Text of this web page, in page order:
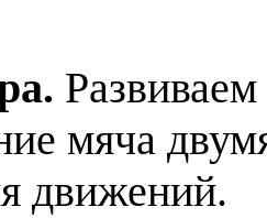
мяча
движений.